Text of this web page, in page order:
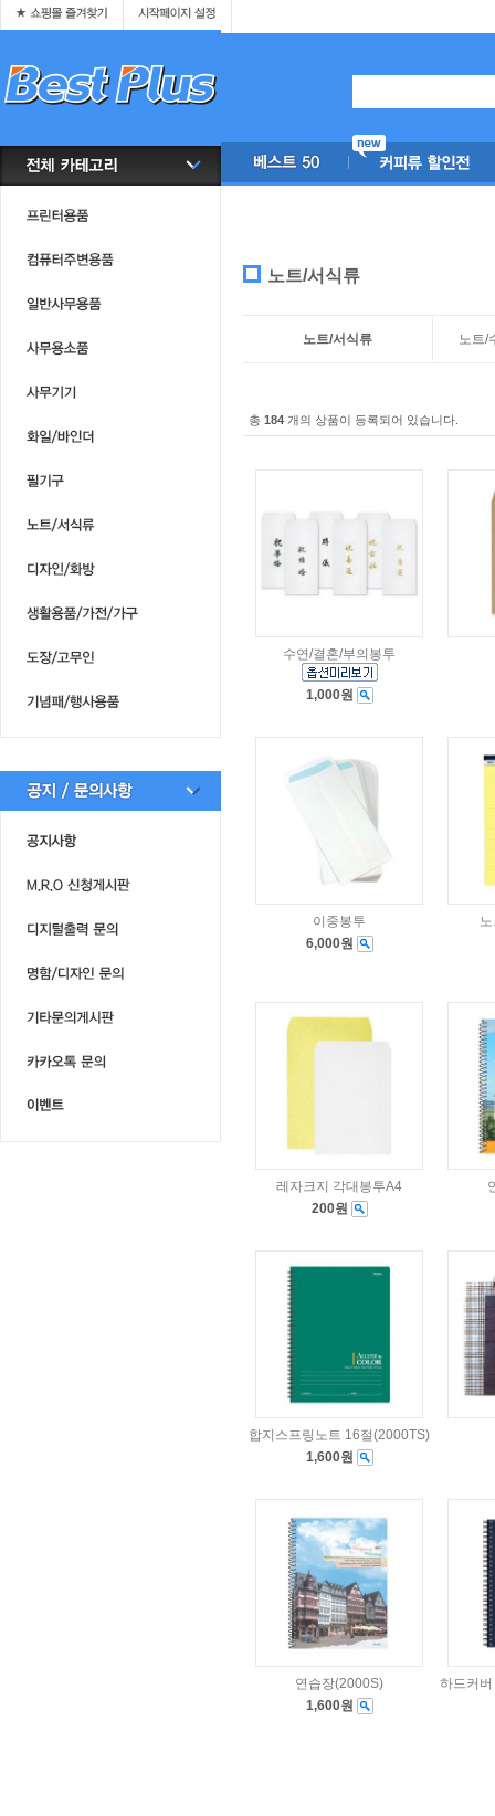
노트/서식류
노트/서식류 노트/
총 184 개의 상품이 등록되어 있습니다.
수연/결혼/부의봉투
1,000원
이중봉투
6,000원
레자크지 각대봉투A4
200원
합지스프링노트 16절(2000TS)
1,600원
연습장(2000S)
1,600원
하드커